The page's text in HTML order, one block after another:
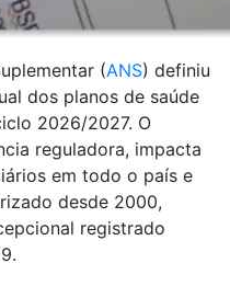
(ANS) definiu
dos planos de saúde
2026/2027. O
reguladora, impacta
em todo o país e
desde 2000,
registrado